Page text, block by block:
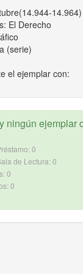
14.964)
El Derecho
(serie)
el ejemplar con:
ningún ejemplar
0
de Lectura: 0
0
0